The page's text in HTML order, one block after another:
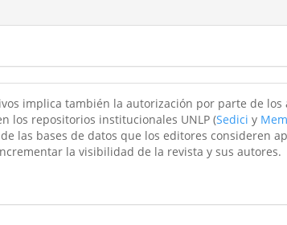
implica también la autorización por parte de los
los repositorios institucionales UNLP (Sedici y
las bases de datos que los editores consideren
la visibilidad de la revista y sus autores.